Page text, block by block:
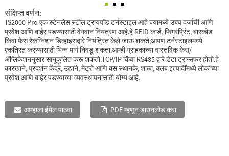
संक्षिप्त वर्णन:
TS2000 Pro एक स्टेनलेस स्टील ट्रायपॉड टर्नस्टाइल आहे ज्यामध्ये उच्च दर्जाची आणि
प्रवेश आणि बाहेर पडण्यासाठी वेगवान नियंत्रण आहे.हे RFID कार्ड, फिंगरप्रिंट, बारकोड
किंवा फेस रेकग्निशन डिव्हाइसद्वारे नियंत्रित केले जाऊ शकते;आपण टर्नस्टाइलमध्ये
एकत्रित करण्यासाठी भिन्न मार्ग निवडू शकता.आम्ही ग्राहकाच्या वास्तविक केस/
ॲप्लिकेशननुसार सानुकूलित करू शकतो.TCP/IP किंवा RS485 द्वारे डेटा ट्रान्सफर होतो.हे
कारखाने, प्रदर्शन केंद्रे, उद्याने, मेट्रो आणि बस स्थानके, शाळा, क्लब इत्यादींमध्ये लोकांच्या
प्रवेश आणि बाहेर पडण्याच्या व्यवस्थापनासाठी योग्य आहे.
आम्हाला ईमेल पाठवा PDF म्हणून डाउनलोड करा